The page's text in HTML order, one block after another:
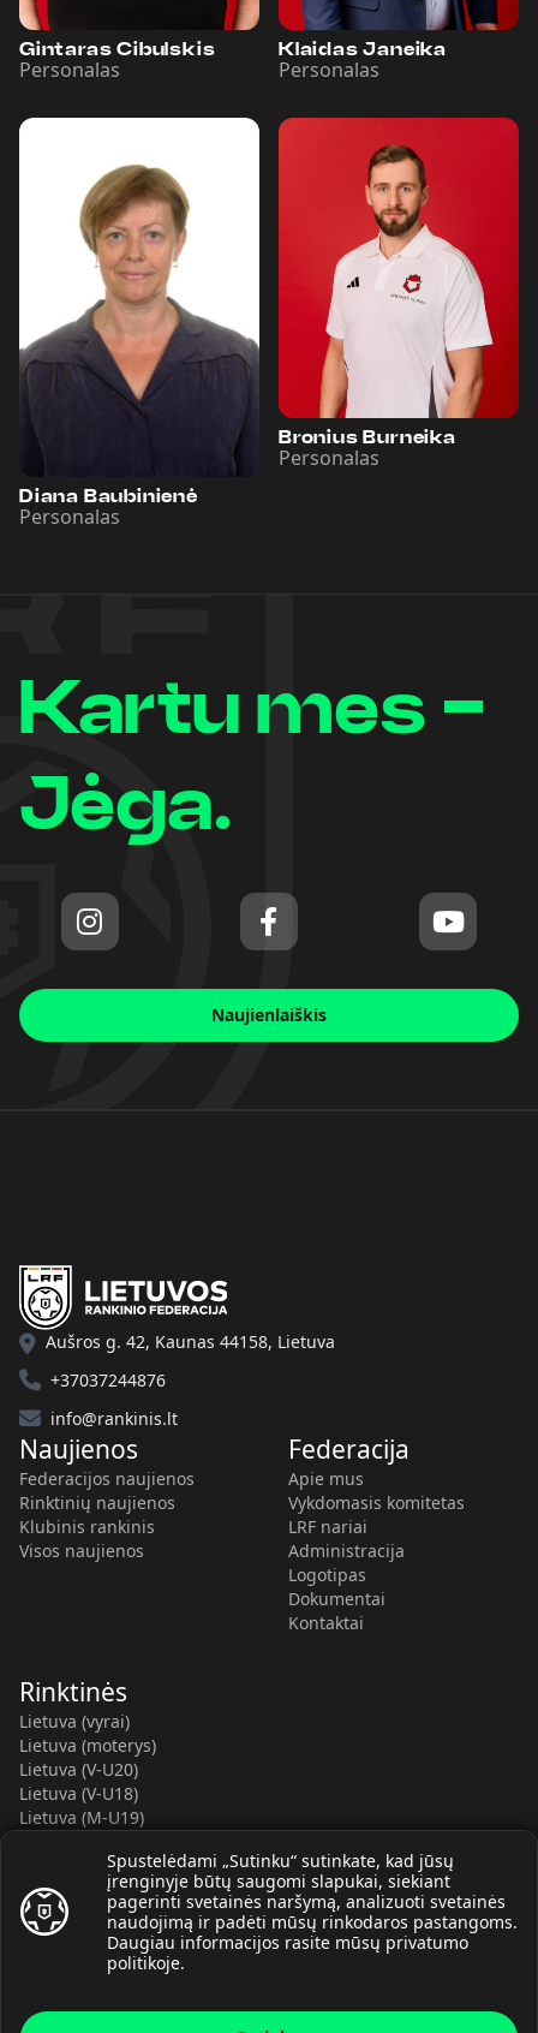
Gintaras Cibulskis
Personalas
Klaidas Janeika
Personalas
Diana Baubinienė
Personalas
Bronius Burneika
Personalas
Kartu mes -
Jėga.
Naujienlaiškis
Spustelėdami „Sutinku“ sutinkate, kad jūsų
įrenginyje būtų saugomi slapukai, siekiant
pagerinti svetainės naršymą, analizuoti svetainės
naudojimą ir padėti mūsų rinkodaros pastangoms.
Daugiau informacijos rasite mūsų privatumo
politikoje.
Aušros g. 42, Kaunas 44158, Lietuva
+37037244876
info@rankinis.lt
Naujienos
Federacijos naujienos
Rinktinių naujienos
Klubinis rankinis
Visos naujienos
Federacija
Apie mus
Vykdomasis komitetas
LRF nariai
Administracija
Logotipas
Dokumentai
Kontaktai
Rinktinės
Lietuva (vyrai)
Lietuva (moterys)
Lietuva (V-U20)
Lietuva (V-U18)
Lietuva (M-U19)
Lietuva (M-U16)